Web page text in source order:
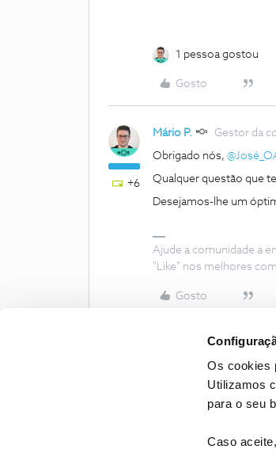
Os cookies
Utilizamos
para o seu
Caso
1 pessoa gostou
Gosto
+6
Mário P. Gestor da
Obrigado nós,
Qualquer questão que
Desejamos-lhe um
Ajude a comunidade a
"Like" nos melhores
Gosto